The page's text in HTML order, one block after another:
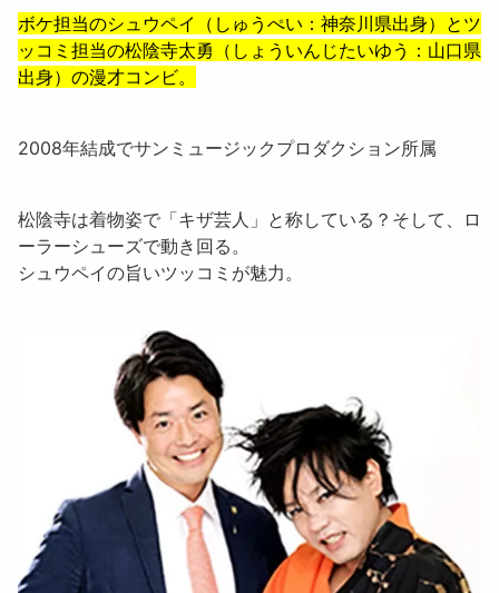
ボケ担当のシュウペイ
（しゅうぺい：神奈川県出身）とツ
ッコミ担当の松陰寺太勇（しょういんじたいゆう：山口県
出身）の漫才コンビ。
2008年結成でサンミュージックプロダクション所属
松陰寺は着物姿で「キザ芸人」と称している？そして、ロ
ーラーシューズで動き回る。
シュウペイの旨いツッコミが魅力。